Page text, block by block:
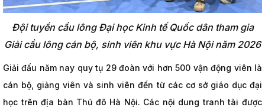
Đội tuyển cầu lông Đại học Kinh tế Quốc dân tham gia
Giải cầu lông cán bộ, sinh viên khu vực Hà Nội năm 2026
Giải đấu năm nay quy tụ 29 đoàn với hơn 500 vận động viên là
cán bộ, giảng viên và sinh viên đến từ các cơ sở giáo dục đại
học trên địa bàn Thủ đô Hà Nội. Các nội dung tranh tài được